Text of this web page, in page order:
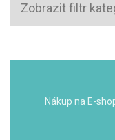
Zobrazit filtr
Nákup na E-